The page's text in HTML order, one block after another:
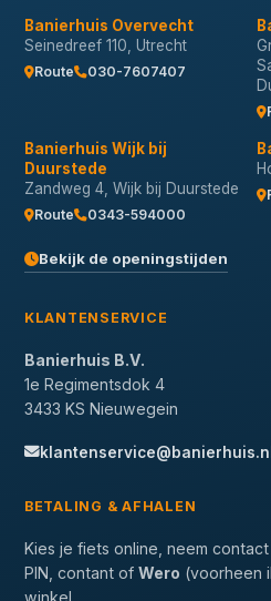
Banierhuis Overvecht
Seinedreef 110, Utrecht
Route 030-7607407
Banierhuis Wijk bij
Duurstede
Zandweg 4, Wijk bij Duurstede
Route 0343-594000
Bekijk de openingstijden
KLANTENSERVICE
Banierhuis B.V.
1e Regimentsdok 4
3433 KS Nieuwegein
BETALING & AFHALEN
Kies je fiets online, neem
PIN, contant of Wero (voorheen
winkel.